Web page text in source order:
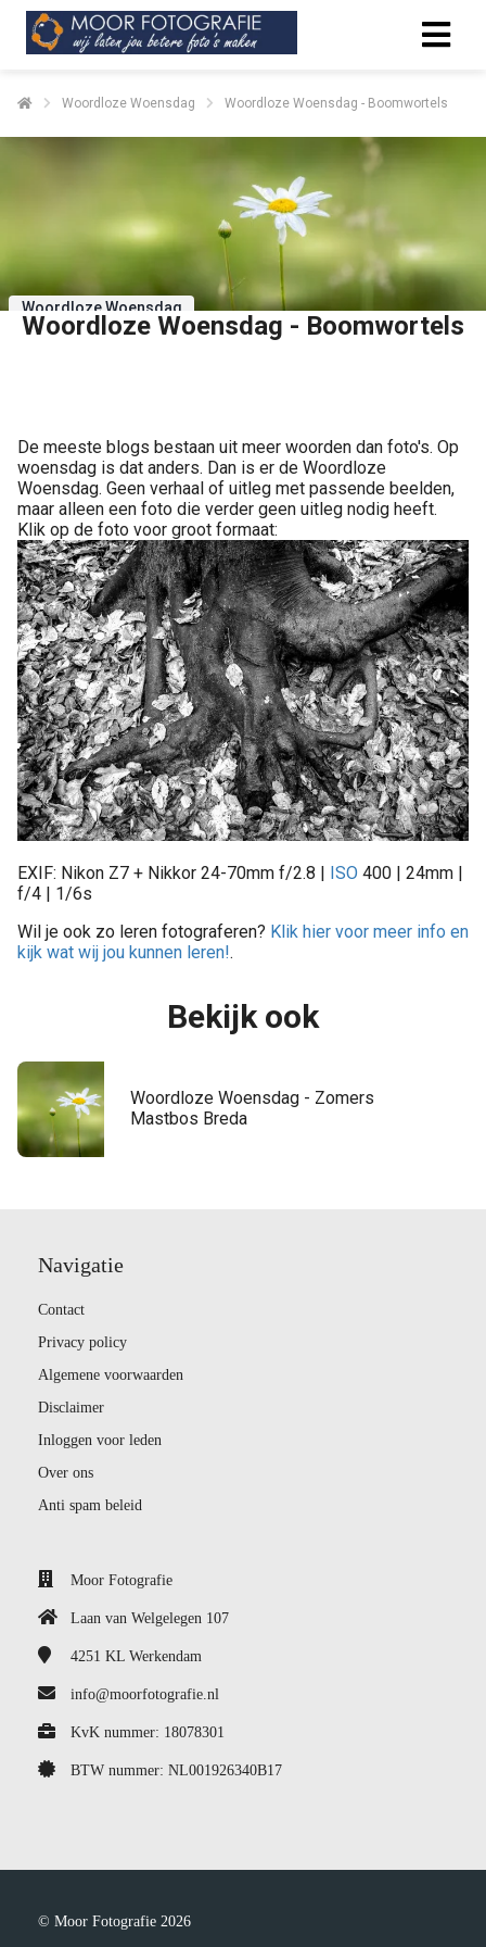
Woordloze Woensdag Woordloze Woensdag - Boomwortels
Woordloze Woensdag
Woordloze Woensdag - Boomwortels
De meeste blogs bestaan uit meer woorden dan foto's. Op
woensdag is dat anders. Dan is er de Woordloze
Woensdag. Geen verhaal of uitleg met passende beelden,
maar alleen een foto die verder geen uitleg nodig heeft.
Klik op de foto voor groot formaat:
EXIF: Nikon Z7 + Nikkor 24-70mm f/2.8 | ISO 400 | 24mm |
f/4 | 1/6s
Wil je ook zo leren fotograferen? Klik hier voor meer info en
kijk wat wij jou kunnen leren!.
Bekijk ook
Woordloze Woensdag - Zomers
Mastbos Breda
Navigatie
Contact
Privacy policy
Algemene voorwaarden
Disclaimer
Inloggen voor leden
Over ons
Anti spam beleid
Moor Fotografie
Laan van Welgelegen 107
4251 KL Werkendam
info@moorfotografie.nl
KvK nummer: 18078301
BTW nummer: NL001926340B17
© Moor Fotografie 2026